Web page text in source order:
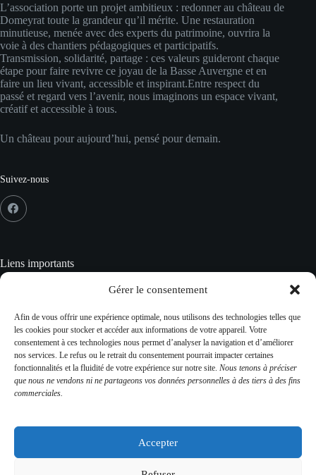
Gérer le consentement
Afin de vous offrir une expérience optimale, nous utilisons des technologies telles que
les cookies pour stocker et accéder aux informations de votre appareil. Votre
consentement à ces technologies nous permet d’analyser la navigation et d’améliorer
nos services. Le refus ou le retrait du consentement pourrait impacter certaines
fonctionnalités et la fluidité de votre expérience sur notre site. Nous tenons à préciser
que nous ne vendons ni ne partageons vos données personnelles à des tiers à des fins
commerciales.
Accepter
L’association porte un projet ambitieux : redonner au château de
Domeyrat toute la grandeur qu’il mérite. Une restauration
minutieuse, menée avec des experts du patrimoine, ouvrira la
voie à des chantiers pédagogiques et participatifs.
Transmission, solidarité, partage : ces valeurs guideront chaque
étape pour faire revivre ce joyau de la Basse Auvergne et en
faire un lieu vivant, accessible et inspirant.Entre respect du
passé et regard vers l’avenir, nous imaginons un espace vivant,
créatif et accessible à tous.
Un château pour aujourd’hui, pensé pour demain.
Suivez-nous
Liens importants
Données personnelles
Gestion des cookies
Plan du site
CGV
Contact Info
481 rue du château 43230 Domeyrat